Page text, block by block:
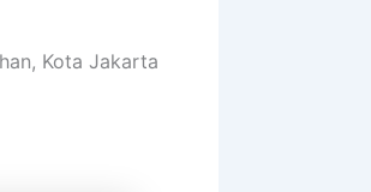
Kota Jakarta